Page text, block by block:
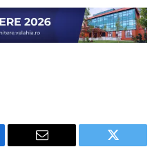
Email Twitter